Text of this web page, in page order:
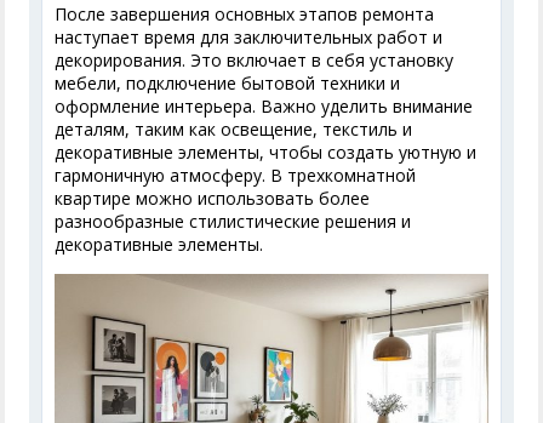
После завершения основных этапов ремонта
наступает время для заключительных работ и
декорирования. Это включает в себя установку
мебели, подключение бытовой техники и
оформление интерьера. Важно уделить внимание
деталям, таким как освещение, текстиль и
декоративные элементы, чтобы создать уютную и
гармоничную атмосферу. В трехкомнатной
квартире можно использовать более
разнообразные стилистические решения и
декоративные элементы.